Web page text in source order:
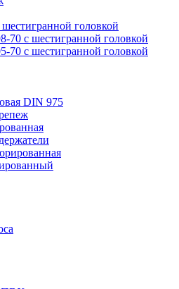
головкой
70 с шестигранной головкой
70 с шестигранной головкой
DIN 975